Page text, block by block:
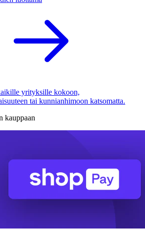
yrityksille kokoon,
tai kunnianhimoon katsomatta.
kauppaan